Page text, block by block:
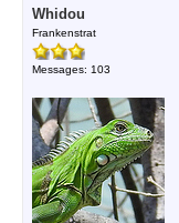
Whidou
Frankenstrat
Messages: 103